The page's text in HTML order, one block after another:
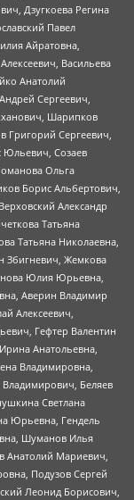
Дзугкоева Регина
Павел
Айратовна,
Васильева
Анатолий
Сергеевич,
Шарипков
Сергеевич,
Юльевич, Созаев
Ольга
Борис Альбертович,
Александр
Татьяна
Татьяна Николаевна,
Збигневич, Жемкова
Юлия Юрьевна,
Аверин Владимир
Алексеевич,
Гефтер Валентин
Анатольевна,
Владимировна,
Беляев
Светлана
Юрьевна, Гендель
Шуманов Илья
Анатолий Мариевич,
Подузов Сергей
Леонид Борисович,